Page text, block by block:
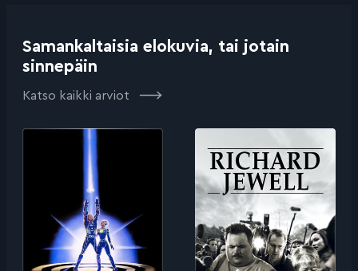
Samankaltaisia elokuvia, tai jotain
sinnepäin
Katso kaikki arviot